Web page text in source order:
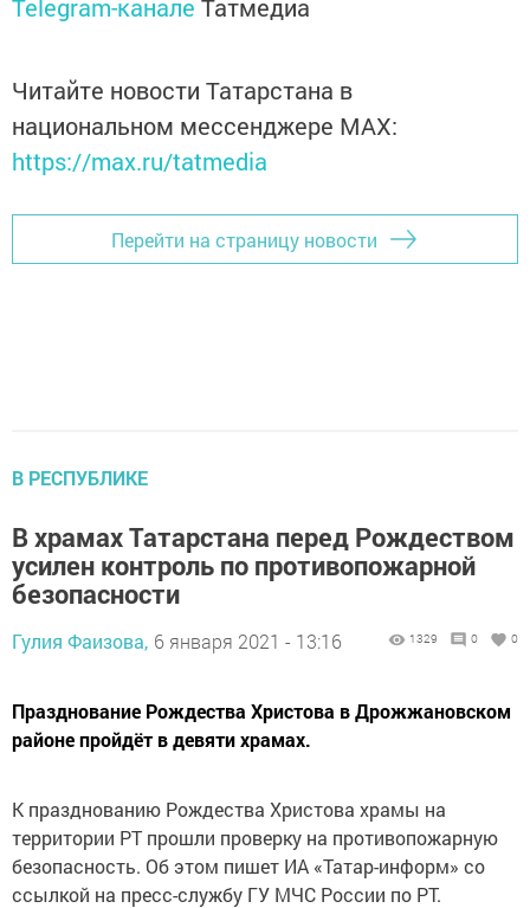
Telegram-канале Татмедиа
Читайте новости Татарстана в
национальном мессенджере MАХ:
https://max.ru/tatmedia
Перейти на страницу новости
В РЕСПУБЛИКЕ
В храмах Татарстана перед Рождеством
усилен контроль по противопожарной
безопасности
Гулия Фаизова, 6 января 2021 - 13:16 1329 0 0
Празднование Рождества Христова в Дрожжановском
районе пройдёт в девяти храмах.
К празднованию Рождества Христова храмы на
территории РТ прошли проверку на противопожарную
безопасность. Об этом пишет ИА «Татар-информ» со
ссылкой на пресс-службу ГУ МЧС России по РТ.